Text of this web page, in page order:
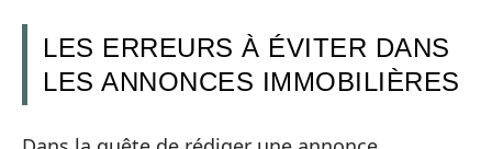
LES ERREURS À ÉVITER DANS
LES ANNONCES IMMOBILIÈRES